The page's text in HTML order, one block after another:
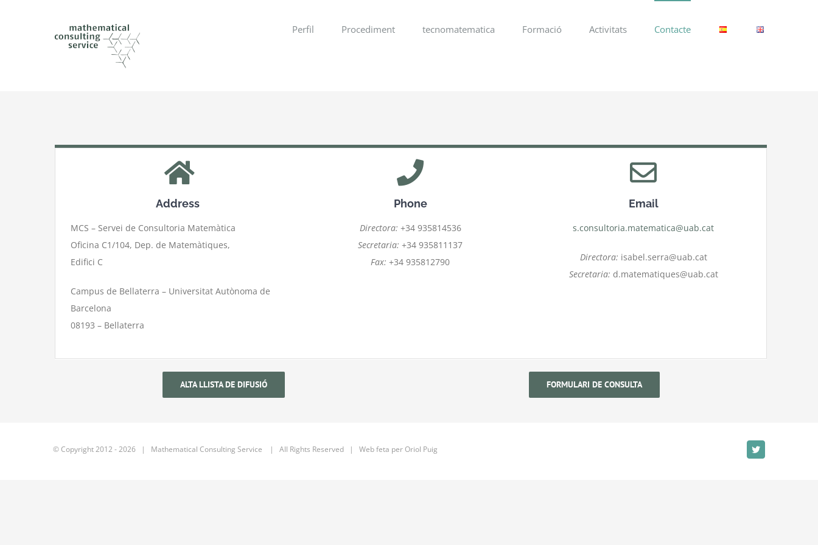
Perfil Procediment tecnomatematica Formació Activitats Contacte
Address
MCS – Servei de Consultoria Matemàtica
Oficina C1/104, Dep. de Matemàtiques,
Edifici C
Campus de Bellaterra – Universitat Autònoma de
Barcelona
08193 – Bellaterra
Phone
Directora: +34 935814536
Secretaria: +34 935811137
Fax:+34 935812790
Email
s.consultoria.matematica@uab.cat
Directora: isabel.serra@uab.cat
Secretaria: d.matematiques@uab.cat
ALTA LLISTA DE DIFUSIÓ FORMULARI DE CONSULTA
© Copyright 2012 -2026 | Mathematical Consulting Service | All Rights Reserved | Web feta perOriol Puig Twitter